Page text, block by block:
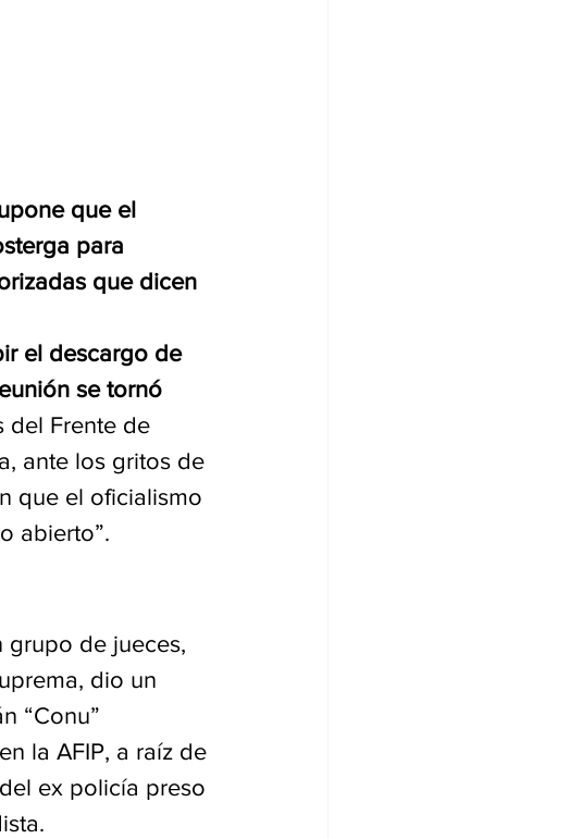
que el
para
que dicen
el descargo de
se tornó
del Frente de
ante los gritos de
que el oficialismo
abierto”.
grupo de jueces,
dio un
“Conu”
la AFIP, a raíz de
ex policía preso